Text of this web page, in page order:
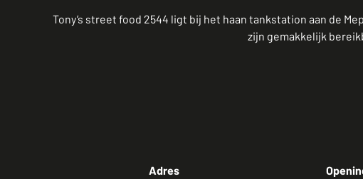
Tony’s street food 2544 ligt bij het haan tankstation aan de
zijn gemakkelijk
Adres